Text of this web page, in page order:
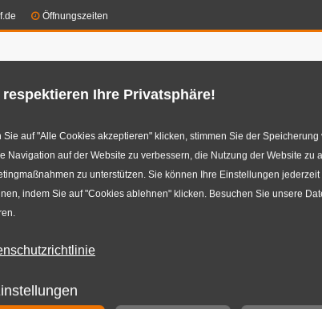
respektieren Ihre Privatsphäre!
Sie auf "Alle Cookies akzeptieren" klicken, stimmen Sie der
Navigation auf der Website zu verbessern, die Nutzung der Website zu
zu unterstützen. Sie können Ihre Einstellungen
indem Sie auf "Cookies ablehnen" klicken. Besuchen Sie unsere
Öffnungszeiten
Radwechsel | autowerk Düsseldorf